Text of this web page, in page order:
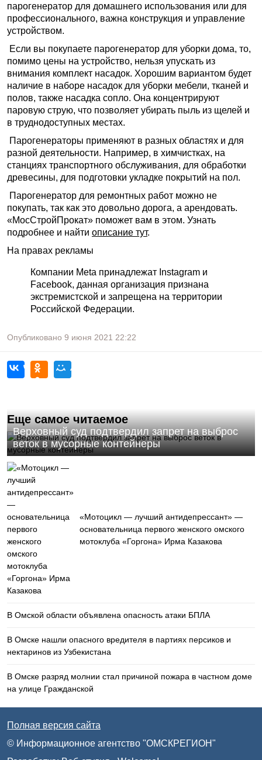
парогенератор для домашнего использования или для
профессионального, важна конструкция и управление
устройством.
Если вы покупаете парогенератор для уборки дома, то,
помимо цены на устройство, нельзя упускать из
внимания комплект насадок. Хорошим вариантом будет
наличие в наборе насадок для уборки мебели, тканей и
полов, также насадка сопло. Она концентрируют
паровую струю, что позволяет убирать пыль из щелей и
в труднодоступных местах.
Парогенераторы применяют в разных областях и для
разной деятельности. Например, в химчистках, на
станциях транспортного обслуживания, для обработки
древесины, для подготовки укладке покрытий на пол.
Парогенератор для ремонтных работ можно не
покупать, так как это довольно дорога, а арендовать.
«МосСтройПрокат» поможет вам в этом. Узнать
подробнее и найти описание тут.
На правах рекламы
Компании Meta принадлежат Instagram и
Facebook, данная организация признана
экстремистской и запрещена на территории
Российской Федерации.
Опубликовано 9 июня 2021 22:22
Еще самое читаемое
Верховный суд подтвердил запрет на выброс
веток в мусорные контейнеры
«Мотоцикл — лучший антидепрессант» —
основательница первого женского омского
мотоклуба «Горгона» Ирма Казакова
В Омской области объявлена опасность атаки БПЛА
В Омске нашли опасного вредителя в партиях персиков и
нектаринов из Узбекистана
В Омске разряд молнии стал причиной пожара в частном доме
на улице Гражданской
Полная версия сайта
© Информационное агентство "ОМСКРЕГИОН"